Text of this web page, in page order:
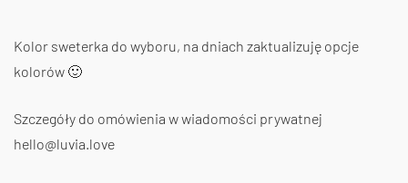
Kolor sweterka do wyboru, na dniach zaktualizuję opcje
kolorów 🙂
Szczegóły do omówienia w wiadomości prywatnej
hello@luvia.love